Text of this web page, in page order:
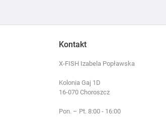
Kontakt
X-FISH Izabela Popławska
Kolonia Gaj 1D
16-070 Choroszcz
Pon. – Pt. 8:00 - 16:00